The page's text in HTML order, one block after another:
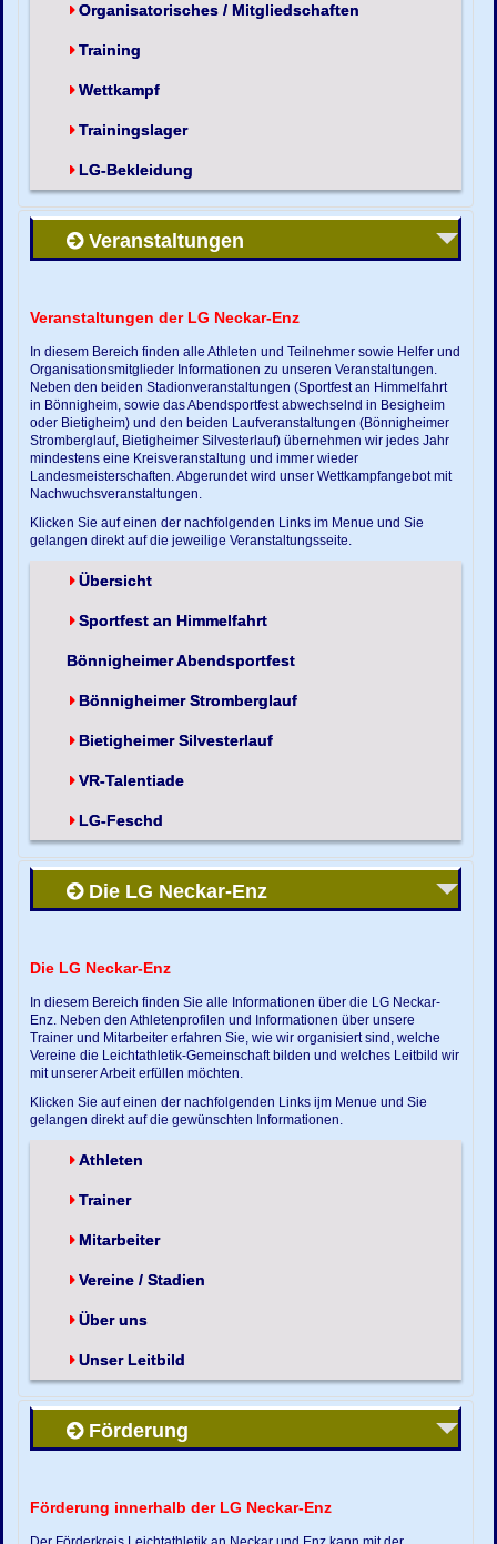
Organisatorisches / Mitgliedschaften
Training
Wettkampf
Trainingslager
LG-Bekleidung
Veranstaltungen
Veranstaltungen der LG Neckar-Enz
In diesem Bereich finden alle Athleten und Teilnehmer sowie Helfer und
Organisationsmitglieder Informationen zu unseren Veranstaltungen.
Neben den beiden Stadionveranstaltungen (Sportfest an Himmelfahrt
in Bönnigheim, sowie das Abendsportfest abwechselnd in Besigheim
oder Bietigheim) und den beiden Laufveranstaltungen (Bönnigheimer
Stromberglauf, Bietigheimer Silvesterlauf) übernehmen wir jedes Jahr
mindestens eine Kreisveranstaltung und immer wieder
Landesmeisterschaften. Abgerundet wird unser Wettkampfangebot mit
Nachwuchsveranstaltungen.
Klicken Sie auf einen der nachfolgenden Links im Menue und Sie
gelangen direkt auf die jeweilige Veranstaltungsseite.
Übersicht
Sportfest an Himmelfahrt
Bönnigheimer Abendsportfest
Bönnigheimer Stromberglauf
Bietigheimer Silvesterlauf
VR-Talentiade
LG-Feschd
Die LG Neckar-Enz
Die LG Neckar-Enz
In diesem Bereich finden Sie alle Informationen über die LG Neckar-
Enz. Neben den Athletenprofilen und Informationen über unsere
Trainer und Mitarbeiter erfahren Sie, wie wir organisiert sind, welche
Vereine die Leichtathletik-Gemeinschaft bilden und welches Leitbild wir
mit unserer Arbeit erfüllen möchten.
Klicken Sie auf einen der nachfolgenden Links ijm Menue und Sie
gelangen direkt auf die gewünschten Informationen.
Athleten
Trainer
Mitarbeiter
Vereine / Stadien
Über uns
Unser Leitbild
Förderung
Förderung innerhalb der LG Neckar-Enz
Der Förderkreis Leichtathletik an Neckar und Enz kann mit der